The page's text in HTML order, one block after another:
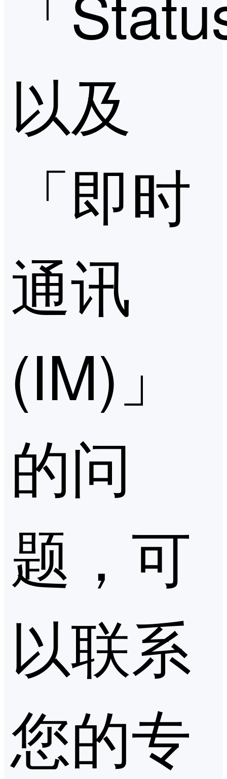
以及
「即时
通讯
(IM)」
的问
题，可
以联系
您的专